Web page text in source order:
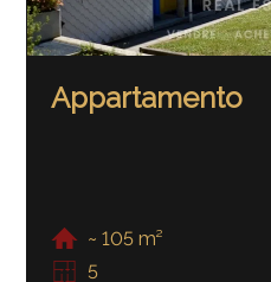
Appartamento
~ 105 m²
5